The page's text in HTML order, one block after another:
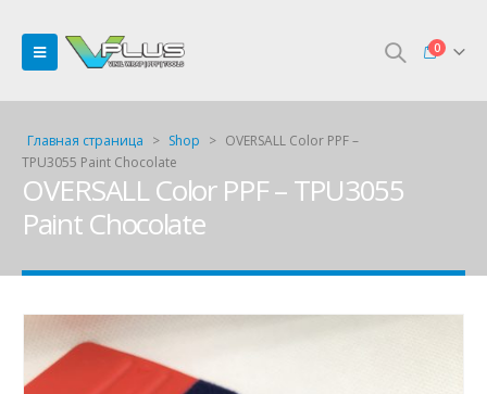
0
Главная страница > Shop > OVERSALL Color PPF –
TPU3055 Paint Chocolate
OVERSALL Color PPF – TPU3055
Paint Chocolate